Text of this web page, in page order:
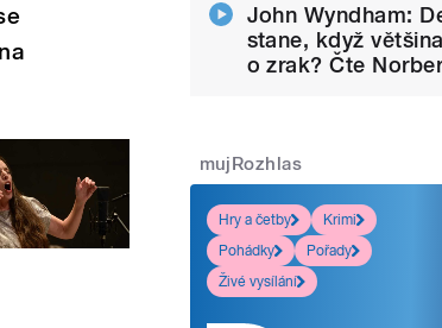
John Wyndham:
stane, když
o zrak? Čte
mujRozhlas
Hry a četby
Krimi
Pohádky
Pořady
Živé vysílání